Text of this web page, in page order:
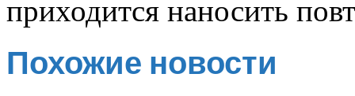
приходится наносить
Похожие новости